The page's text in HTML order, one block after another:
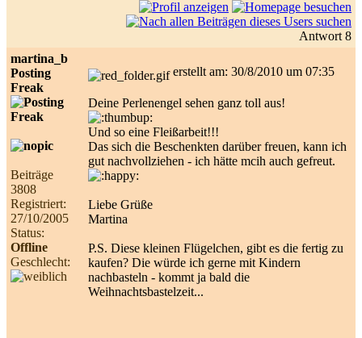
Antwort 8
martina_b
Posting
Freak
Beiträge
3808
Registriert:
27/10/2005
Status:
Offline
Geschlecht:
erstellt am: 30/8/2010 um 07:35
Deine Perlenengel sehen ganz toll aus!
Und so eine Fleißarbeit!!!
Das sich die Beschenkten darüber freuen, kann ich
gut nachvollziehen - ich hätte mcih auch gefreut.
Liebe Grüße
Martina
P.S. Diese kleinen Flügelchen, gibt es die fertig zu
kaufen? Die würde ich gerne mit Kindern
nachbasteln - kommt ja bald die
Weihnachtsbastelzeit...